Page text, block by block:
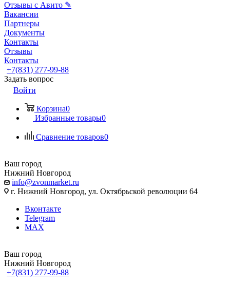
Отзывы с Авито ✎
Вакансии
Партнеры
Документы
Контакты
Отзывы
Контакты
+7(831) 277-99-88
Задать вопрос
Войти
Корзина0
Избранные товары0
Сравнение товаров0
Ваш город
Нижний Новгород
info@zvonmarket.ru
г. Нижний Новгород, ул. Октябрьской революции 64
Вконтакте
Telegram
MAX
Ваш город
Нижний Новгород
+7(831) 277-99-88